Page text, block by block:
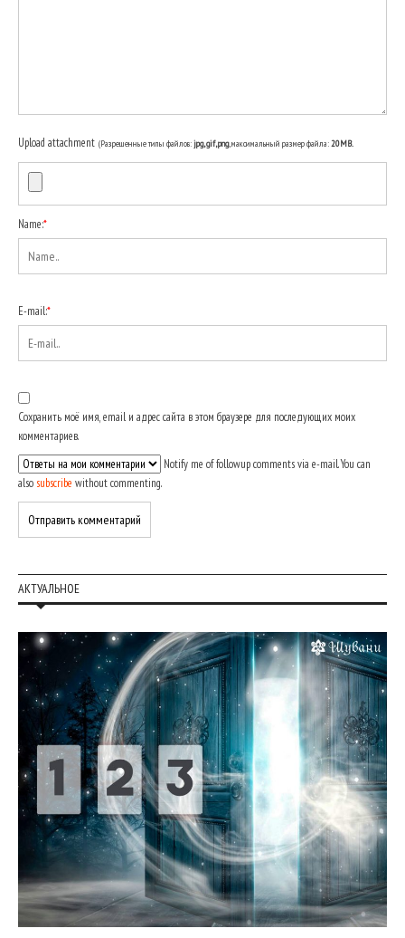
Upload attachment (Разрешенные типы файлов:jpg, gif, png, максимальный размер файла:20MB.
Name:*
E-mail:*
Сохранить моё имя, email и адрес сайта в этом браузере для последующих моих
комментариев.
Notify me of followup comments via e-mail. You can
also subscribe without commenting.
АКТУАЛЬНОЕ